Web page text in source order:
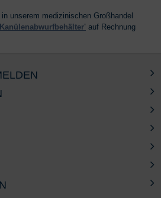
unserem medizinischen Großhandel
auf Rechnung